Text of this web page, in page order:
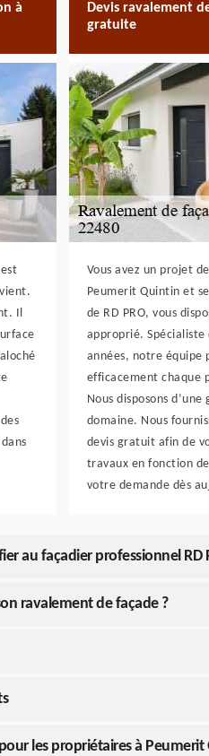
à
Il
Devis ravalement
gratuite
Vous avez un projet
Peumerit Quintin et
de RD PRO, vous
approprié.
années, notre équipe
efficacement chaque
Nous disposons
domaine. Nous
devis gratuit afin de
travaux en fonction
votre demande dès
au façadier professionnel RD
ravalement de façade ?
les propriétaires à